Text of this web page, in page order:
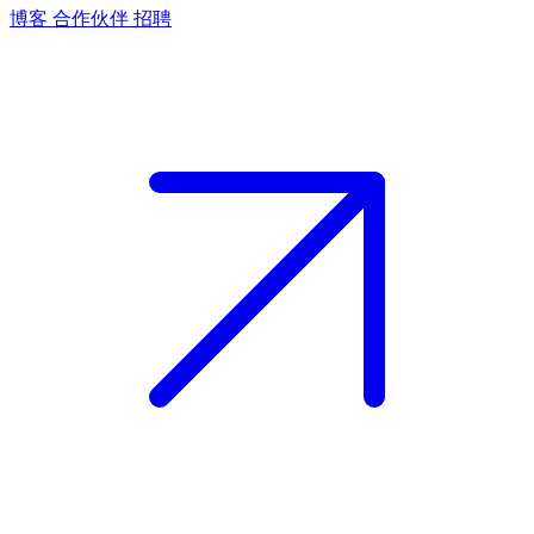
博客 合作伙伴 招聘